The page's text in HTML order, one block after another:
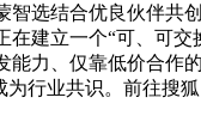
选结合优良伙伴共
建立一个“可、可
力、仅靠低价合作
行业共识。前往搜